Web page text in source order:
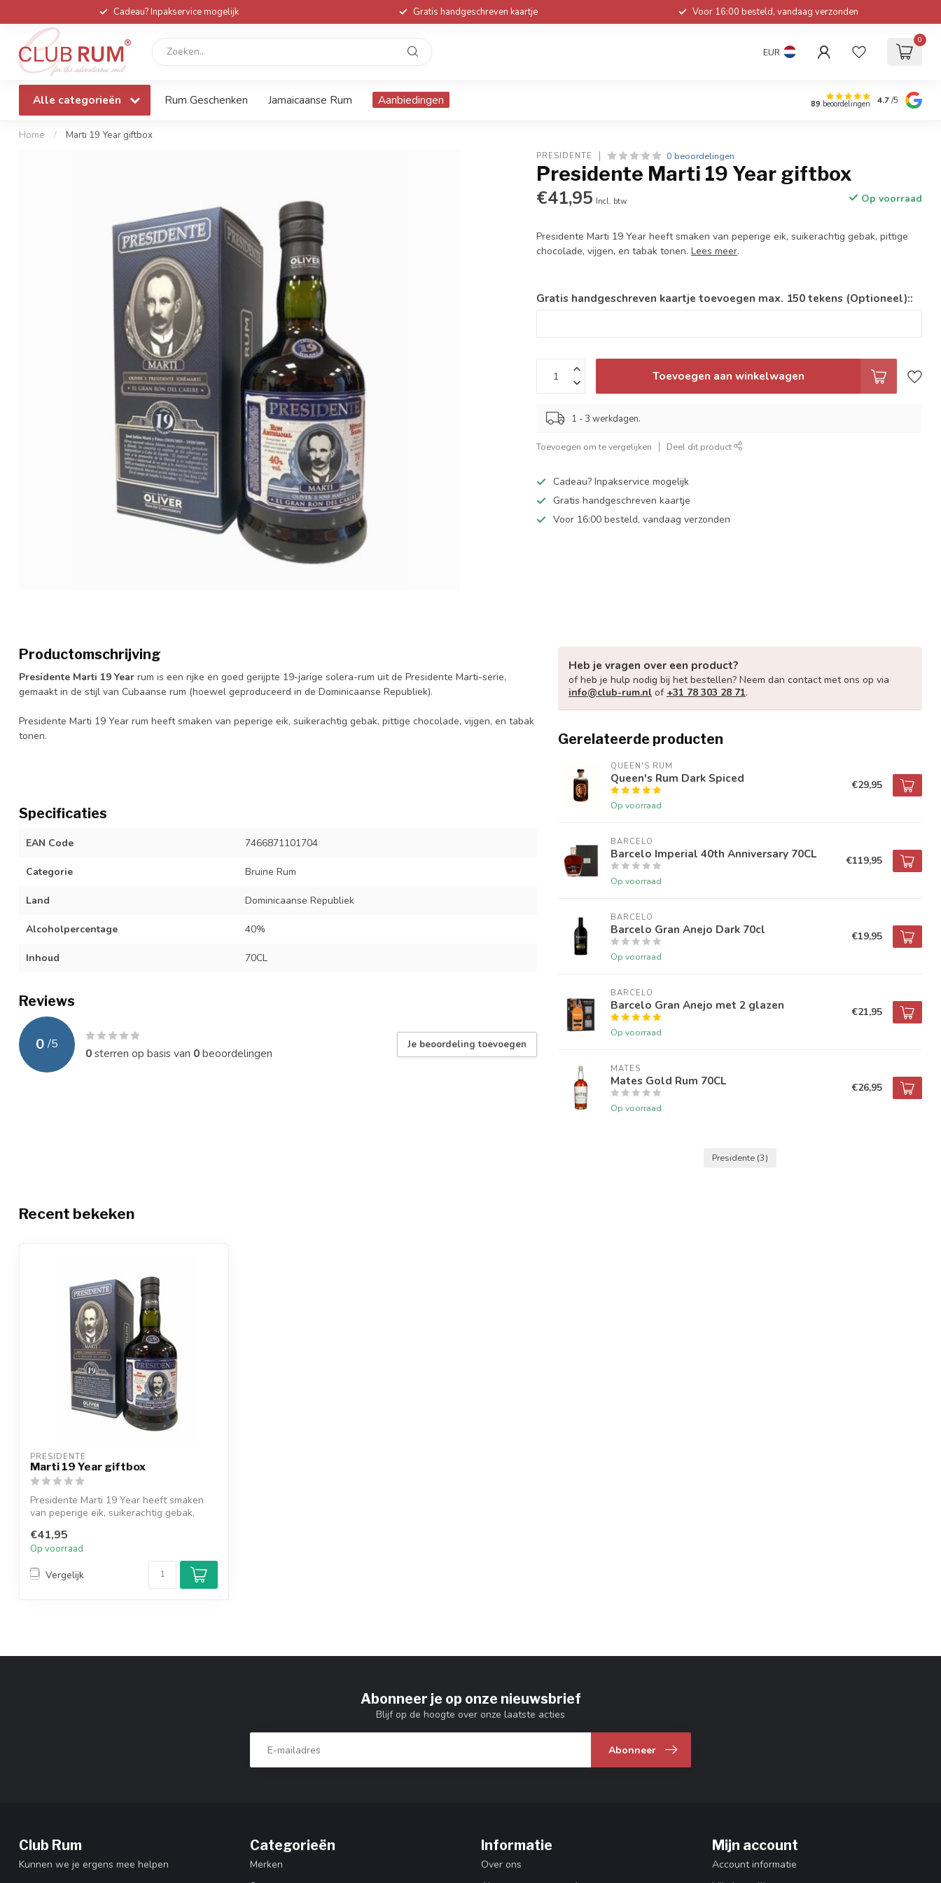
Cadeau? Inpakservice mogelijk Gratis handgeschreven kaartje Voor 16:00 besteld, vandaag verzonden
EUR
0
Alle categorieën Rum Geschenken Jamaicaanse Rum Aanbiedingen 89 beoordelingen 4.7/5
Home / Marti 19 Year giftbox
PRESIDENTE 0 beoordelingen
Presidente Marti 19 Year giftbox
€41,95 Incl. btw Op voorraad
Presidente Marti 19 Year heeft smaken van peperige eik, suikerachtig gebak, pittige
chocolade, vijgen, en tabak tonen.Lees meer.
Gratis handgeschreven kaartje toevoegen max. 150 tekens (Optioneel)::
Toevoegen aan winkelwagen
1 - 3 werkdagen.
Toevoegen om te vergelijken Deel dit product
Cadeau? Inpakservice mogelijk
Gratis handgeschreven kaartje
Voor 16:00 besteld, vandaag verzonden
Productomschrijving
Presidente Marti 19 Year rum is een rijke en goed gerijpte 19-jarige solera-rum uit de Presidente Marti-serie,
gemaakt in de stijl van Cubaanse rum (hoewel geproduceerd in de Dominicaanse Republiek).
Presidente Marti 19 Year rum heeft smaken van peperige eik, suikerachtig gebak, pittige chocolade, vijgen, en tabak
tonen.
Specificaties
EAN Code 7466871101704
Categorie Bruine Rum
Land Dominicaanse Republiek
Alcoholpercentage 40%
Inhoud 70CL
Reviews
0 /5
0sterren op basis van 0beoordelingen
Je beoordeling toevoegen
Heb je vragen over een product?
of heb je hulp nodig bij het bestellen? Neem dan contact met ons op via
info@club-rum.nl of +31 78 303 28 71.
Gerelateerde producten
QUEEN'S RUM
Queen's Rum Dark Spiced
Op voorraad
€29,95
BARCELO
Barcelo Imperial 40th Anniversary 70CL
Op voorraad
€119,95
BARCELO
Barcelo Gran Anejo Dark 70cl
Op voorraad
€19,95
BARCELO
Barcelo Gran Anejo met 2 glazen
Op voorraad
€21,95
MATES
Mates Gold Rum 70CL
Op voorraad
€26,95
Presidente (3)
Recent bekeken
PRESIDENTE
Marti 19 Year giftbox
Presidente Marti 19 Year heeft smaken
van peperige eik, suikerachtig gebak,
€41,95
Op voorraad
Vergelijk
Abonneer je op onze nieuwsbrief
Blijf op de hoogte over onze laatste acties
Abonneer
Club Rum
Kunnen we je ergens mee helpen
Categorieën
Merken
Informatie
Over ons
Mijn account
Account informatie